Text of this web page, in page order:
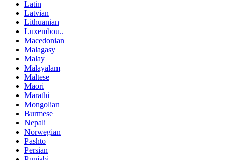
Latin
Latvian
Lithuanian
Luxembou..
Macedonian
Malagasy
Malay
Malayalam
Maltese
Maori
Marathi
Mongolian
Burmese
Nepali
Norwegian
Pashto
Persian